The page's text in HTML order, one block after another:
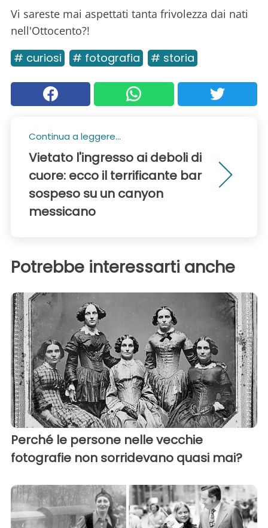
Vi sareste mai aspettati tanta frivolezza dai nati
nell'Ottocento?!
# curiosi # fotografia # storia
Continua a leggere...
Vietato l'ingresso ai deboli di
cuore: ecco il terrificante bar
sospeso su un canyon
messicano
Potrebbe interessarti anche
Perché le persone nelle vecchie
fotografie non sorridevano quasi mai?